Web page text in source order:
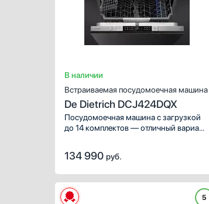
В наличии
Встраиваемая посудомоечная машина
De Dietrich DCJ424DQX
Посудомоечная машина с загрузкой
до 14 комплектов — отличный вариант
мы сможете бережно удалить
134 990 руб.
5